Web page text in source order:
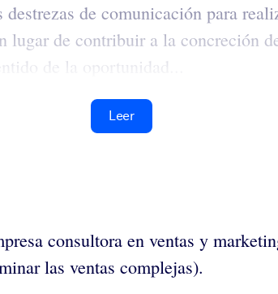
de comunicación para
de contribuir a la concreción
de la oportunidad...
Leer
consultora en ventas y
las ventas complejas).